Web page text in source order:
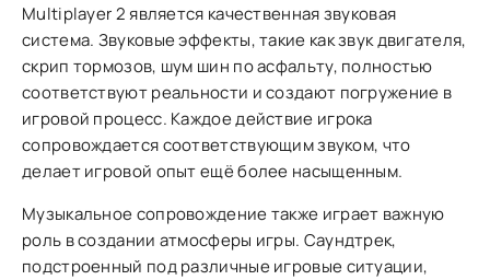
Multiplayer 2 является качественная звуковая
система. Звуковые эффекты, такие как звук двигателя,
скрип тормозов, шум шин по асфальту, полностью
соответствуют реальности и создают погружение в
игровой процесс. Каждое действие игрока
сопровождается соответствующим звуком, что
делает игровой опыт ещё более насыщенным.
Музыкальное сопровождение также играет важную
роль в создании атмосферы игры. Саундтрек,
подстроенный под различные игровые ситуации,